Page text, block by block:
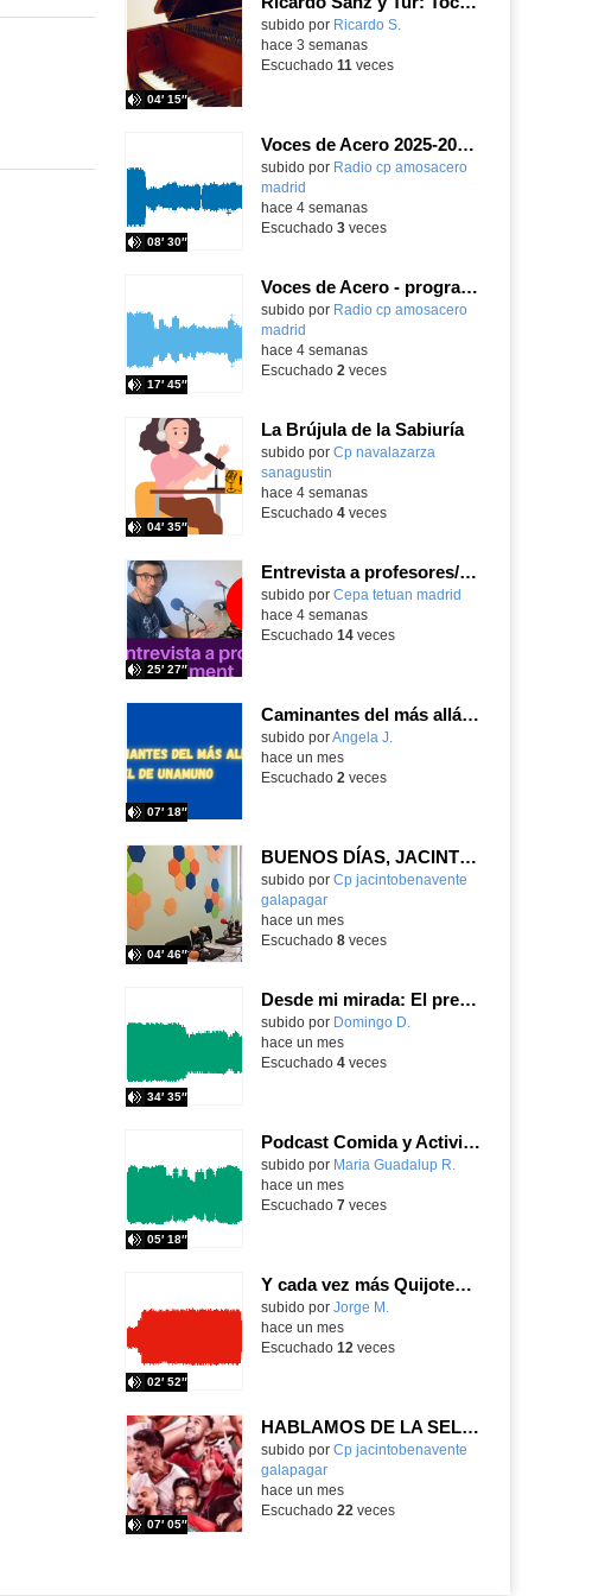
subido por Ricardo S.
04′ 15″
hace 3 semanas
Escuchado 11 veces
Voces de Acero 2025-2026 - programa 1
Contenido educativo.
subido por Radio cp amosacero
madrid
08′ 30″
hace 4 semanas
Escuchado 3veces
Voces de Acero - programa 5
Contenido educativo.
subido por Radio cp amosacero
madrid
17′ 45″
hace 4 semanas
Escuchado 2 veces
La Brújula de la Sabiuría
Contenido educativo.
subido por Cp navalazarza
sanagustin
04′ 35″
hace 4 semanas
Escuchado 4veces
Entrevista a profesores/as: María Climent
subido por Cepa tetuan madrid
25′ 27″
hace 4 semanas
Escuchado 14veces
Caminantes del más allá: Miguel de Unamuno
Contenido educativo.
subido porAngela J.
07′ 18″
hace un mes
Escuchado 2 veces
BUENOS DÍAS, JACINTO BENAVENTE: viernes, 19 de junio de 2026
Contenido educativo.
subido por Cp jacintobenavente
galapagar
04′ 46″
-
hace un mes
Escuchado 8veces
Desde mi mirada: El presente y futuro del Aula TEA
Contenido educativo.
subido por Domingo D.
34′ 35″
hace un mes
Escuchado 4veces
Podcast Comida y Actividades Culturales
Contenido educativo.
subido por Maria Guadalup R.
05′ 18″
hace un mes
Escuchado 7veces
Y cada vez más Quijotes (versión coro Quijotes Cantores)
Contenido educativo.
subido por Jorge M.
02′ 52″
hace un mes
Escuchado 12 veces
HABLAMOS DE LA SELECCIÓN DE MARRUECOS
Contenido educativo.
subido por Cp jacintobenavente
galapagar
07′ 05″
-
hace un mes
Escuchado 22 veces